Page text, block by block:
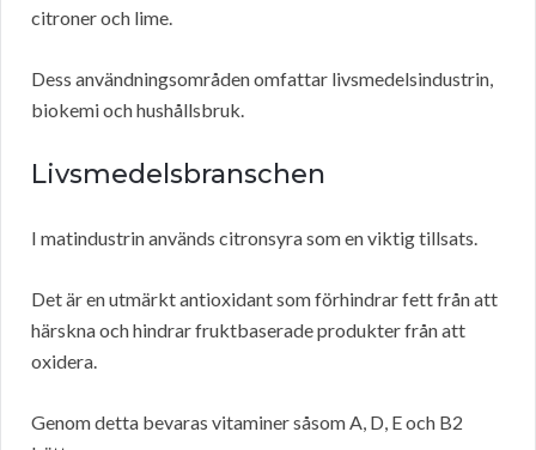
citroner och lime.
Dess användningsområden omfattar livsmedelsindustrin,
biokemi och hushållsbruk.
Livsmedelsbranschen
I matindustrin används citronsyra som en viktig tillsats.
Det är en utmärkt antioxidant som förhindrar fett från att
härskna och hindrar fruktbaserade produkter från att
oxidera.
Genom detta bevaras vitaminer såsom A, D, E och B2